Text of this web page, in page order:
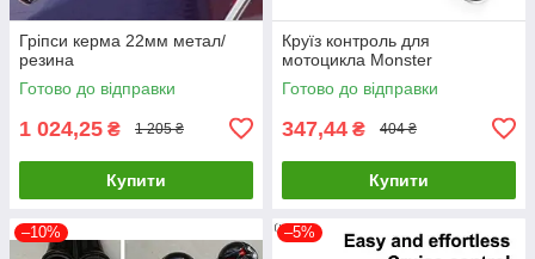
Гріпси керма 22мм метал/
резина
Готово до відправки
1 024,25 ₴ 1 205 ₴
Купити
Круїз контроль для
мотоцикла Monster
Готово до відправки
347,44 ₴ 404 ₴
Купити
–10% –5%